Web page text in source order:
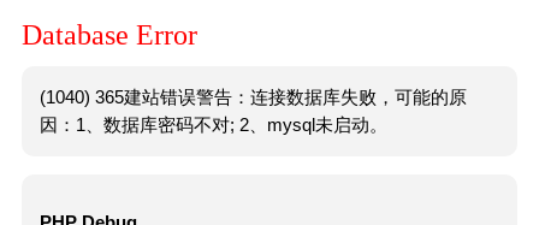
Database Error
(1040) 365建站错误警告：连接数据库失败，可能的原
因：1、数据库密码不对; 2、mysql未启动。